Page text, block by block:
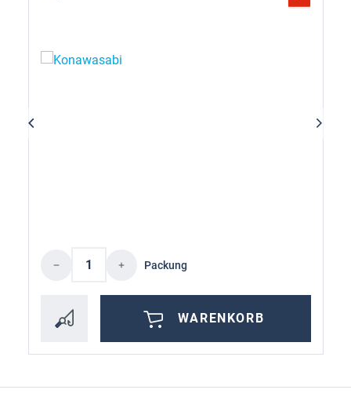
Produkt Anzahl: Gib den gewünschten
Packung
WARENKORB